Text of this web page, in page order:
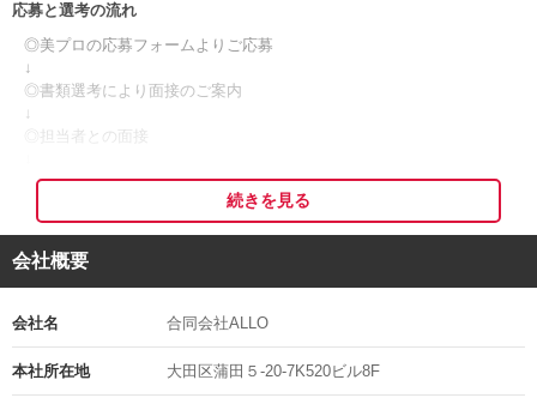
スキルアップして早期デビューを目指したい方はスタイリストへ。
技術習得よりもお客様サポートに専念したい方はアシスタント専任と
して長く活躍できます。
どちらの道を選んでも、キャリアと成長を全力でバックアップ！
あなたの希望に合わせた働き方ができるので、安心して働いてくださ
°˖✧ 質の高い技術力と薬剤へのこだわり ˖✧˖°
大手サロン出身の実力派スタイリストが集結し、エリア内でも口コミ
最高評価（4.93点）を獲得する確かな技術を提供しています。
当店のこだわりは、「ダメージさせない施術」。
全国1%のサロンのみが取り扱う最高級のoggi otto（オッジィオット）
をはじめ、ルビオナ、N.などの厳選薬剤を使用しています。
応募と選考の流れ
◎美プロの応募フォームよりご応募
↓
◎書類選考により面接のご案内
↓
◎担当者との面接
◎採用決定
◎入社
※応募者多数の場合、書類選考を通過された方のみにご連絡する可能
す。
※面接日等は考慮しますのでご相談ください。
続きを見る
会社概要
会社名 合同会社ALLO
本社所在地 大田区蒲田５-20-7K520ビル8F